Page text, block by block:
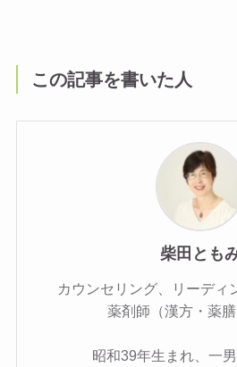
この記事を書いた人
柴田とも
カウンセリング、リーディ
薬剤師（漢方・薬膳
昭和39年生まれ、一男